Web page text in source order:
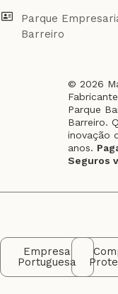
© 2026
Parque
Barreiro.
inovação
anos.
Seguros
Parque
Barreiro
Empresa
Portuguesa